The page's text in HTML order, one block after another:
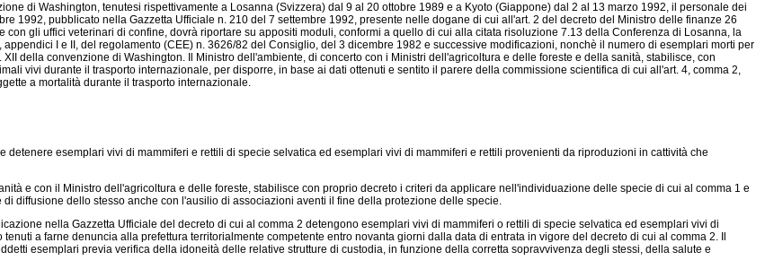
di Washington, tenutesi rispettivamente a Losanna (Svizzera) dal 9 al 20 ottobre 1989 e a Kyoto (Giappone) dal 2 al 13 marzo 1992, il personale dei
1992, pubblicato nella Gazzetta Ufficiale n. 210 del 7 settembre 1992, presente nelle dogane di cui all'art. 2 del decreto del Ministro delle finanze 26
gli uffici veterinari di confine, dovrà riportare su appositi moduli, conformi a quello di cui alla citata risoluzione 7.13 della Conferenza di Losanna, la
I e II, del regolamento (CEE) n. 3626/82 del Consiglio, del 3 dicembre 1982 e successive modificazioni, nonchè il numero di esemplari morti per
della convenzione di Washington. Il Ministro dell'ambiente, di concerto con i Ministri dell'agricoltura e delle foreste e della sanità, stabilisce, con
vivi durante il trasporto internazionale, per disporre, in base ai dati ottenuti e sentito il parere della commissione scientifica di cui all'art. 4, comma 2,
a mortalità durante il trasporto internazionale.
detenere esemplari vivi di mammiferi e rettili di specie selvatica ed esemplari vivi di mammiferi e rettili provenienti da riproduzioni in cattività che
e con il Ministro dell'agricoltura e delle foreste, stabilisce con proprio decreto i criteri da applicare nell'individuazione delle specie di cui al comma 1 e
diffusione dello stesso anche con l'ausilio di associazioni aventi il fine della protezione delle specie.
nella Gazzetta Ufficiale del decreto di cui al comma 2 detengono esemplari vivi di mammiferi o rettili di specie selvatica ed esemplari vivi di
a farne denuncia alla prefettura territorialmente competente entro novanta giorni dalla data di entrata in vigore del decreto di cui al comma 2. Il
esemplari previa verifica della idoneità delle relative strutture di custodia, in funzione della corretta sopravvivenza degli stessi, della salute e